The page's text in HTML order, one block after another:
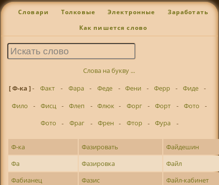
Словари Толковые Электронные Заработать
Как пишется слово
Слова на букву ...
[ Ф-ка ]- Факт - Фара - Феде - Фени - Ферр - Фиде
-
Фило
- Фисц - Флеп - Флюк - Форг - Форт - Фото
-
Фото
- Фраг - Френ - Фтор - Фура -
Ф-ка Фазировать
Файдешин
Фа
Фазировка
Файл
Фабианец
Фазис
Файл-кабинет